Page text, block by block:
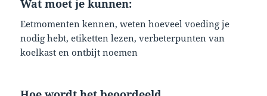
Wat moet je kunnen:
Eetmomenten kennen, weten hoeveel voeding je
nodig hebt, etiketten lezen, verbeterpunten van
koelkast en ontbijt noemen